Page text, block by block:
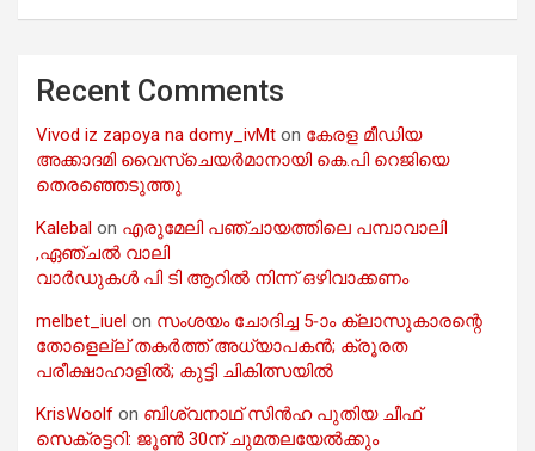
Recent Comments
Vivod iz zapoya na domy_ivMt on കേരള മീഡിയ
അക്കാദമി വൈസ്ചെയർമാനായി കെ.പി റെജിയെ
തെരഞ്ഞെടുത്തു
Kalebal on എരുമേലി പഞ്ചായത്തിലെ പമ്പാവാലി
,ഏഞ്ചൽ വാലി
വാർഡുകൾ പി ടി ആറിൽ നിന്ന് ഒഴിവാക്കണം
melbet_iuel on സംശയം ചോദിച്ച 5-ാം ക്ലാസുകാരന്റെ
തോളെല്ല് തകർത്ത് അധ്യാപകൻ; ക്രൂരത
പരീക്ഷാഹാളിൽ; കുട്ടി ചികിത്സയിൽ
KrisWoolf on ബിശ്വനാഥ് സിൻഹ പുതിയ ചീഫ്
സെക്രട്ടറി: ജൂൺ 30ന് ചുമതലയേൽക്കും